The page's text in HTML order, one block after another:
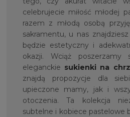
celebrujecie miłość młodej
razem z młodą osobą
sakramentu, u nas
będzie estetyczny i
okazji. Wciąż poszerzamy
eleganckie sukienki na
znajdą propozycje dla
upieczone mamy, jak i
otoczenia. Ta kolekcja
subtelne i kobiece pastelowe